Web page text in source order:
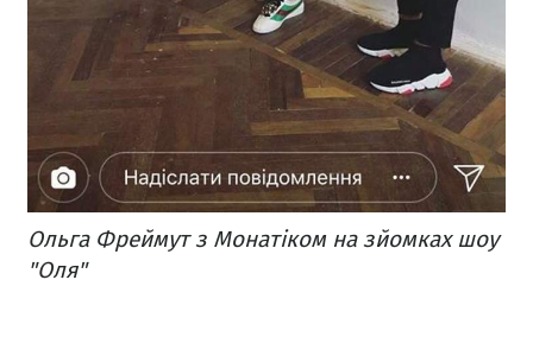
Ольга Фреймут з Монатіком на зйомках шоу
"Оля"